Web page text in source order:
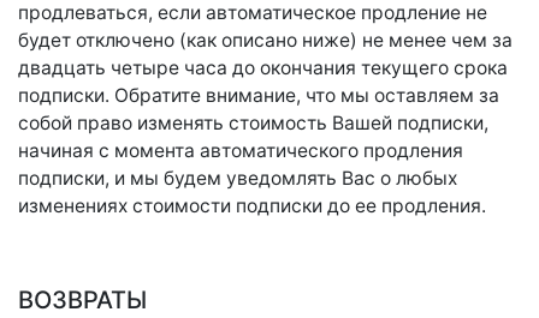
продлеваться, если автоматическое продление не
будет отключено (как описано ниже) не менее чем за
двадцать четыре часа до окончания текущего срока
подписки. Обратите внимание, что мы оставляем за
собой право изменять стоимость Вашей подписки,
начиная с момента автоматического продления
подписки, и мы будем уведомлять Вас о любых
изменениях стоимости подписки до ее продления.
ВОЗВРАТЫ